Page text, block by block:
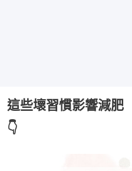
這些壞習慣影響減肥
👇